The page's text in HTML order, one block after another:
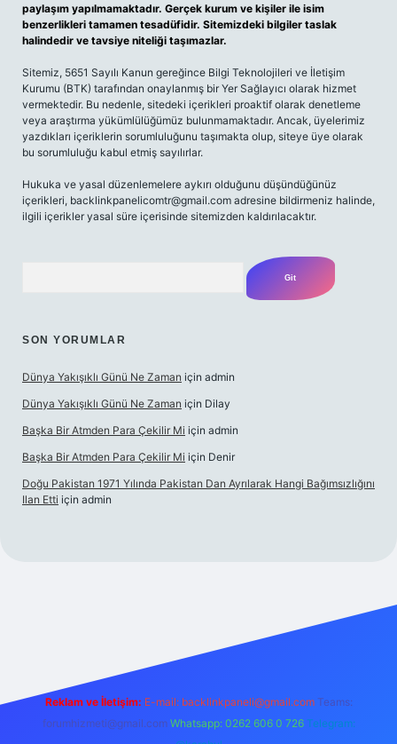
paylaşım yapılmamaktadır. Gerçek kurum ve kişiler ile isim
benzerlikleri tamamen tesadüfidir. Sitemizdeki bilgiler taslak
halindedir ve tavsiye niteliği taşımazlar.
Sitemiz, 5651 Sayılı Kanun gereğince Bilgi Teknolojileri ve İletişim
Kurumu (BTK) tarafından onaylanmış bir Yer Sağlayıcı olarak hizmet
vermektedir. Bu nedenle, sitedeki içerikleri proaktif olarak denetleme
veya araştırma yükümlülüğümüz bulunmamaktadır. Ancak, üyelerimiz
yazdıkları içeriklerin sorumluluğunu taşımakta olup, siteye üye olarak
bu sorumluluğu kabul etmiş sayılırlar.
Hukuka ve yasal düzenlemelere aykırı olduğunu düşündüğünüz
içerikleri, backlinkpanelicomtr@gmail.com adresine bildirmeniz halinde,
ilgili içerikler yasal süre içerisinde sitemizden kaldırılacaktır.
SON YORUMLAR
Dünya Yakışıklı Günü Ne Zaman için admin
Dünya Yakışıklı Günü Ne Zaman için Dilay
Başka Bir Atmden Para Çekilir Mi için admin
Başka Bir Atmden Para Çekilir Mi için Denir
Doğu Pakistan 1971 Yılında Pakistan Dan Ayrılarak Hangi Bağımsızlığını
Ilan Etti için admin
Reklam ve İletişim: E-mail: backlinkpaneli@gmail.com Teams:
forumhizmeti@gmail.com Whatsapp: 0262 606 0 726 Telegram: